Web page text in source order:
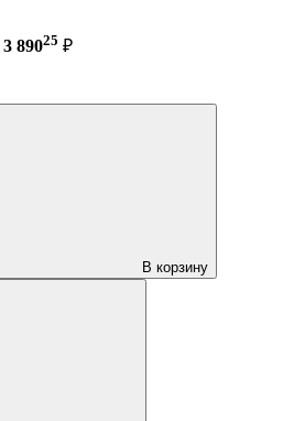
3 89025 ₽
В корзину